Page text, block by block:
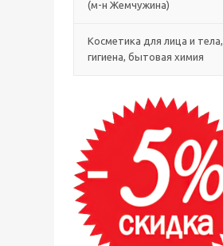
(м-н Жемчужина)
Косметика для лица и тела,
гигиена, бытовая химия